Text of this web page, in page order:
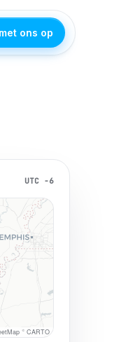
ons op
UTC −6
© CARTO